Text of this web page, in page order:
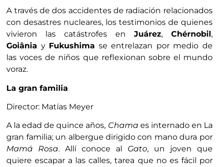
A través de dos accidentes de radiación relacionados
con desastres nucleares, los testimonios de quienes
vivieron las catástrofes en Juárez, Chérnobil,
Goiânia y Fukushima se entrelazan por medio de
las voces de niños que reflexionan sobre el mundo
voraz.
La gran familia
Director: Matías Meyer
A la edad de quince años, Chama es internado en La
gran familia; un albergue dirigido con mano dura por
Mamá Rosa. Allí conoce al Gato, un joven que
quiere escapar a las calles, tarea que no es fácil por